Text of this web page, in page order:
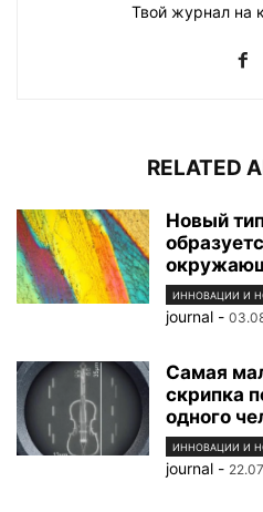
Твой журнал на
RELATED
Новый
ИННОВАЦИИ И
journal -
Самая
скрипка
одного
ИННОВАЦИИ И
journal -